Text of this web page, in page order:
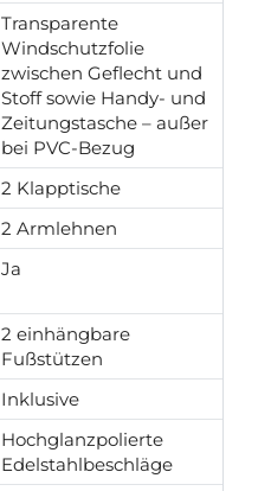
Transparente
Windschutzfolie
zwischen Geflecht und
Stoff sowie Handy- und
Zeitungstasche – außer
bei PVC-Bezug
2 Klapptische
2 Armlehnen
Ja
2 einhängbare
Fußstützen
Inklusive
Hochglanzpolierte
Edelstahlbeschläge